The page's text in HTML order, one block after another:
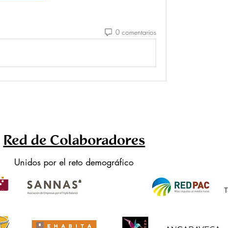
0 comentarios
Red de Colaboradores
Unidos por el reto demográfico